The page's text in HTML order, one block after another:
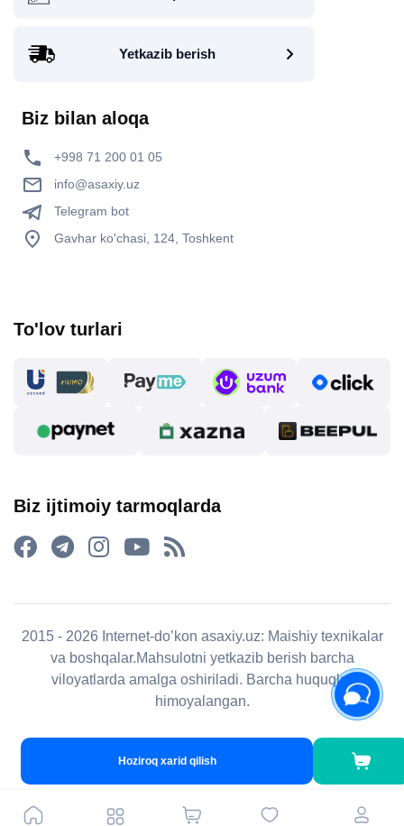
Hoziroq xarid qilish
Yetkazib berish
Biz bilan aloqa
+998 71 200 01 05
info@asaxiy.uz
Telegram bot
Gavhar ko'chasi, 124, Toshkent
To'lov turlari
Biz ijtimoiy tarmoqlarda
2015 - 2026 Internet-do’kon asaxiy.uz: Maishiy texnikalar
va boshqalar.Mahsulotni yetkazib berish barcha
viloyatlarda amalga oshiriladi. Barcha huquqlar
himoyalangan.